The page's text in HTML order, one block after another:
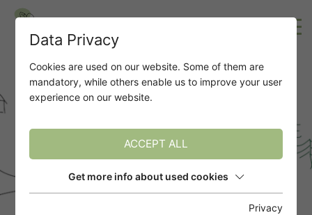
Data Privacy
Cookies are used on our website. Some of them are
mandatory, while others enable us to improve your user
experience on our website.
ACCEPT ALL
Get more info about used cookies
Privacy